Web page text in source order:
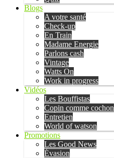
Blogs
A votre santé
Check-up
En Train
Madame Energie
Parlons cash
Vintage
Watts On
Work in progress
Vidéos
Les Bouffistas
Copin comme cochon
Entretien
World of watson
Promotions
Les Good News
Évasion